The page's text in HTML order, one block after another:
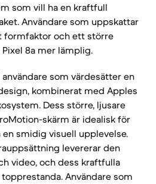
som vill ha en kraftfull
Användare som uppskattar
formfaktor och ett större
8a mer lämplig.
som värdesätter en
kombinerat med Apples
Dess större, ljusare
skärm är idealisk för
smidig visuell upplevelse.
levererar den
video, och dess kraftfulla
Användare som